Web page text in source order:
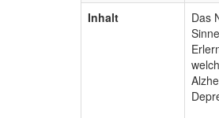
Inhalt
Das